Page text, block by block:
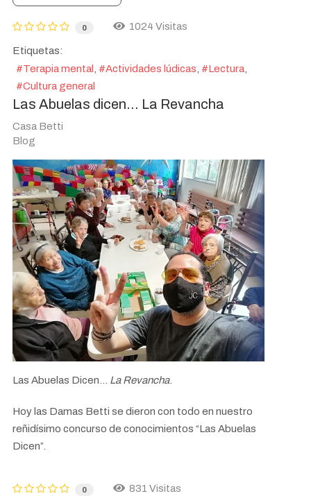
0 1024 Visitas
Etiquetas:
Terapia mental
Actividades lúdicas
Lectura
Cultura general
Las Abuelas dicen… La Revancha
Casa Betti
Blog
Las Abuelas Dicen… La Revancha.
Hoy las Damas Betti se dieron con todo en nuestro
reñidísimo concurso de conocimientos “Las Abuelas
Dicen”.
0 831 Visitas